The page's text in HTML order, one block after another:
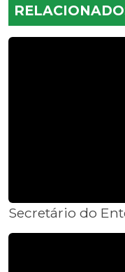
Secretário do